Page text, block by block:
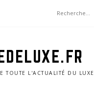
TOUTE L'ACTUALITÉ DU LUXE